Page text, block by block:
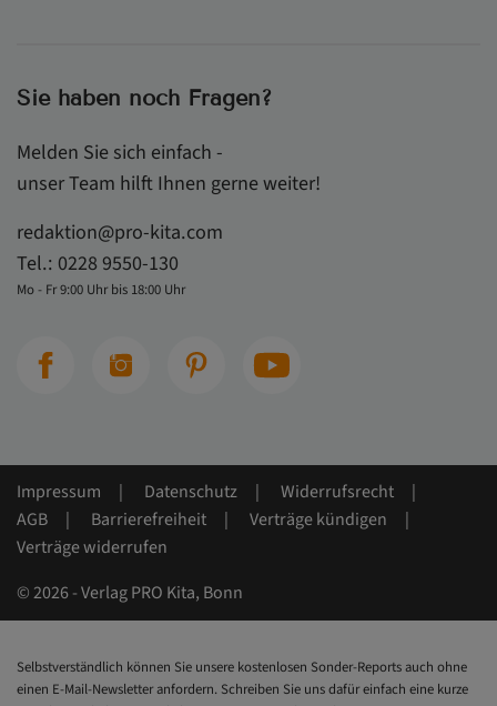
Sie haben noch Fragen?
Melden Sie sich einfach -
unser Team hilft Ihnen gerne weiter!
redaktion@pro-kita.com
Tel.: 0228 9550-130
Mo - Fr 9:00 Uhr bis 18:00 Uhr
Impressum Datenschutz
Widerrufsrecht
AGB
Barrierefreiheit
Verträge kündigen
Verträge widerrufen
© 2026 - Verlag PRO Kita, Bonn
Selbstverständlich können Sie unsere kostenlosen Sonder-Reports auch ohne
einen E-Mail-Newsletter anfordern. Schreiben Sie uns dafür einfach eine kurze